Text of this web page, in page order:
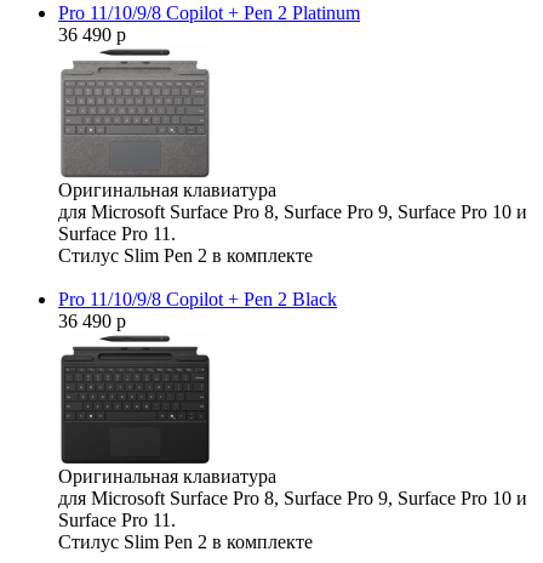
Pro 11/10/9/8 Copilot + Pen 2 Platinum
36 490 р
Оригинальная клавиатура
для Microsoft Surface Pro 8, Surface Pro 9, Surface Pro 10 и
Surface Pro 11.
Стилус Slim Pen 2 в комплекте
Pro 11/10/9/8 Copilot + Pen 2 Black
36 490 р
Оригинальная клавиатура
для Microsoft Surface Pro 8, Surface Pro 9, Surface Pro 10 и
Surface Pro 11.
Стилус Slim Pen 2 в комплекте